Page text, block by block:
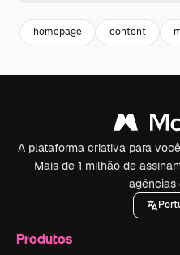
homepage content
A plataforma criativa para
Mais de 1 milhão de
agências
Produtos